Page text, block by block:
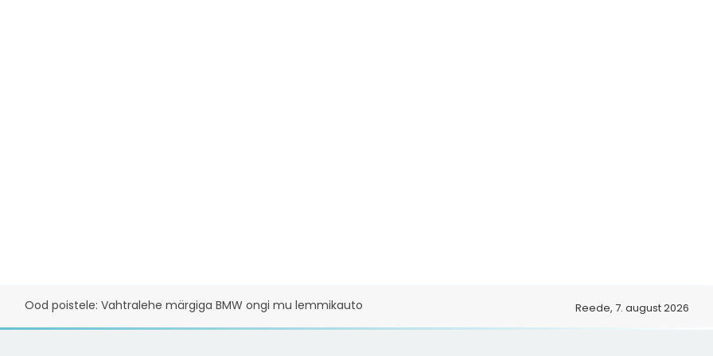
Ood poistele: Vahtralehe märgiga BMW ongi mu lemmikauto Reede, 7. august 2026